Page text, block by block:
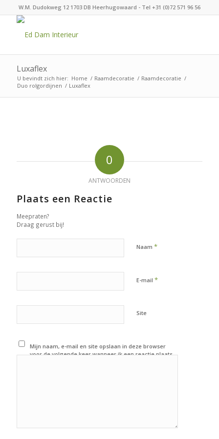
W.M. Dudokweg 12 1703 DB Heerhugowaard - Tel +31 (0)72 571 96 56
Luxaflex
U bevindt zich hier: Home / Raamdecoratie / Raamdecoratie /
Duo rolgordijnen / Luxaflex
0
ANTWOORDEN
Plaats een Reactie
Meepraten?
Draag gerust bij!
Naam *
E-mail *
Site
Mijn naam, e-mail en site opslaan in deze browser
voor de volgende keer wanneer ik een reactie plaats.